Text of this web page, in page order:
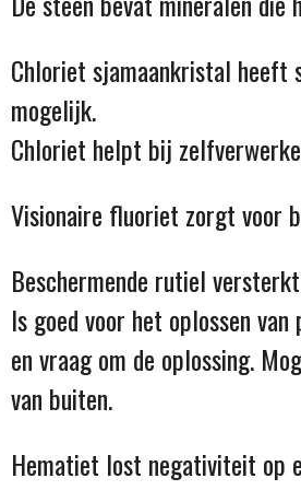
Chloriet sjamaankristal heeft
mogelijk.
Chloriet helpt bij
Visionaire fluoriet zorgt voor
Beschermende rutiel
Is goed voor het oplossen
en vraag om de oplossing.
van buiten.
Hematiet lost negativiteit op